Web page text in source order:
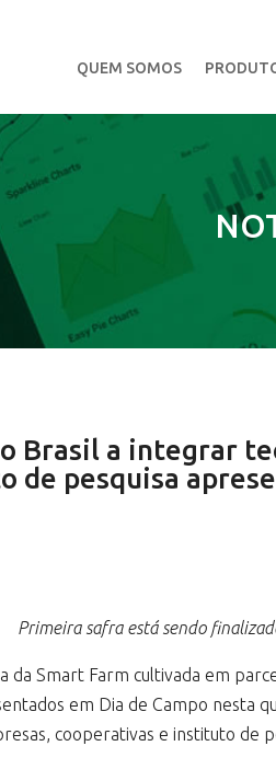
QUEM SOMOS
Brasil a integrar
pesquisa
Primeira safra está sendo
da Smart Farm cultivada em
em Dia de Campo
cooperativas e instituto de